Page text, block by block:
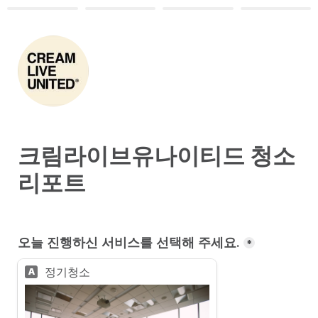
크림라이브유나이티드 청소
리포트
오늘 진행하신 서비스를 선택해 주세요. *
A 정기청소